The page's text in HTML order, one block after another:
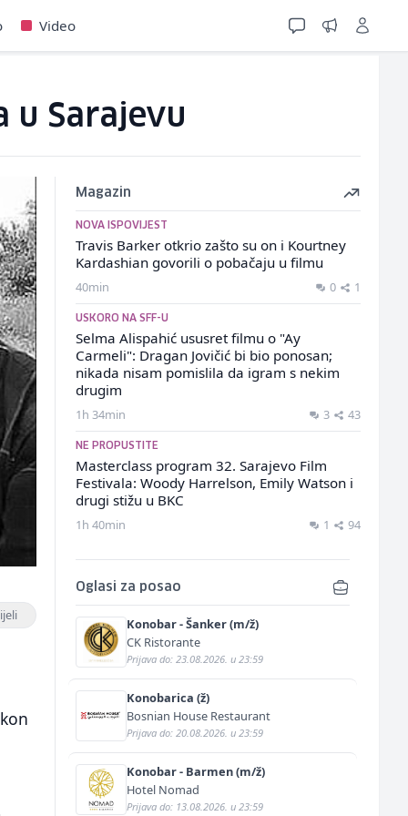
Video
u Sarajevu
Magazin
NOVA ISPOVIJEST
Travis Barker otkrio zašto su on i Kourtney
Kardashian govorili o pobačaju u filmu
40min 0 1
USKORO NA SFF-U
Selma Alispahić ususret filmu o "Ay
Carmeli": Dragan Jovičić bi bio ponosan;
nikada nisam pomislila da igram s nekim
drugim
1h 34min 3 43
NE PROPUSTITE
Masterclass program 32. Sarajevo Film
Festivala: Woody Harrelson, Emily Watson i
drugi stižu u BKC
1h 40min 1 94
Oglasi za posao
Konobar - Šanker (m/ž)
CK Ristorante
Prijava do: 23.08.2026. u 23:59
Konobarica (ž)
Bosnian House Restaurant
Prijava do: 20.08.2026. u 23:59
Konobar - Barmen (m/ž)
Hotel Nomad
Prijava do: 13.08.2026. u 23:59